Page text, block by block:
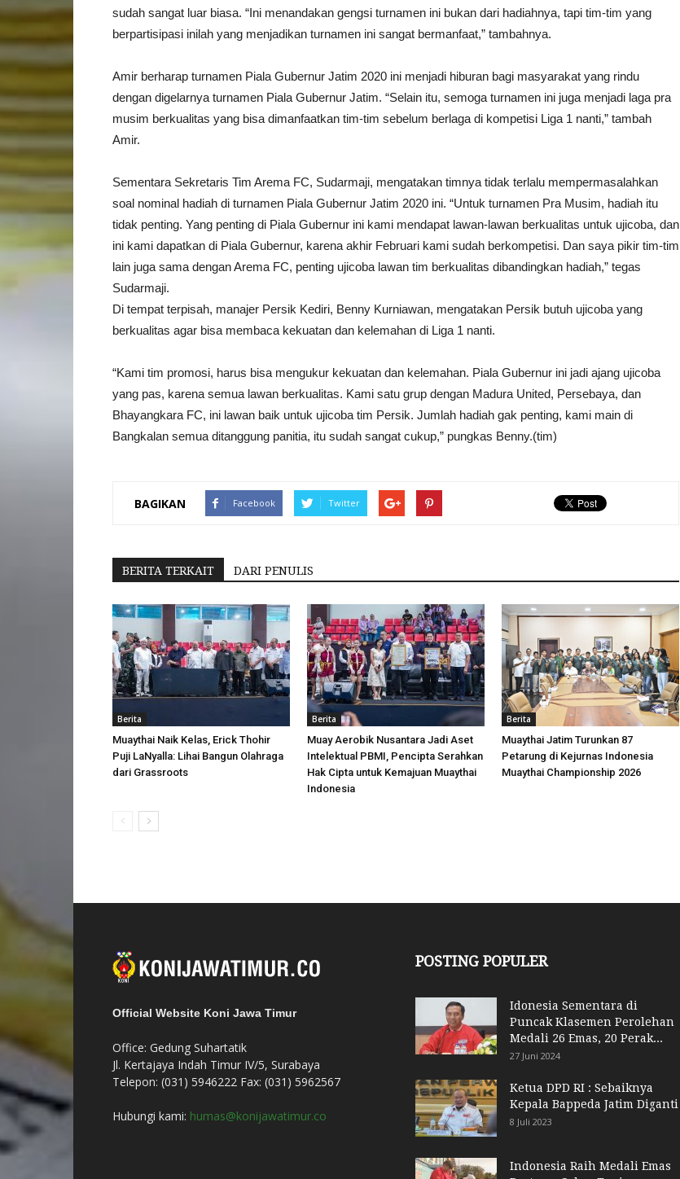
sudah sangat luar biasa. “Ini menandakan gengsi turnamen ini bukan dari hadiahnya, tapi tim-tim yang
berpartisipasi inilah yang menjadikan turnamen ini sangat bermanfaat,” tambahnya.
Amir berharap turnamen Piala Gubernur Jatim 2020 ini menjadi hiburan bagi masyarakat yang rindu
dengan digelarnya turnamen Piala Gubernur Jatim. “Selain itu, semoga turnamen ini juga menjadi laga pra
musim berkualitas yang bisa dimanfaatkan tim-tim sebelum berlaga di kompetisi Liga 1 nanti,” tambah
Amir.
Sementara Sekretaris Tim Arema FC, Sudarmaji, mengatakan timnya tidak terlalu mempermasalahkan
soal nominal hadiah di turnamen Piala Gubernur Jatim 2020 ini. “Untuk turnamen Pra Musim, hadiah itu
tidak penting. Yang penting di Piala Gubernur ini kami mendapat lawan-lawan berkualitas untuk ujicoba, dan
ini kami dapatkan di Piala Gubernur, karena akhir Februari kami sudah berkompetisi. Dan saya pikir tim-tim
lain juga sama dengan Arema FC, penting ujicoba lawan tim berkualitas dibandingkan hadiah,” tegas
Sudarmaji.
Di tempat terpisah, manajer Persik Kediri, Benny Kurniawan, mengatakan Persik butuh ujicoba yang
berkualitas agar bisa membaca kekuatan dan kelemahan di Liga 1 nanti.
“Kami tim promosi, harus bisa mengukur kekuatan dan kelemahan. Piala Gubernur ini jadi ajang ujicoba
yang pas, karena semua lawan berkualitas. Kami satu grup dengan Madura United, Persebaya, dan
Bhayangkara FC, ini lawan baik untuk ujicoba tim Persik. Jumlah hadiah gak penting, kami main di
Bangkalan semua ditanggung panitia, itu sudah sangat cukup,” pungkas Benny.(tim)
BAGIKAN Facebook Twitter
BERITA TERKAIT DARI PENULIS
Berita
Muaythai Naik Kelas, Erick Thohir
Puji LaNyalla: Lihai Bangun Olahraga
dari Grassroots
Berita
Muay Aerobik Nusantara Jadi Aset
Intelektual PBMI, Pencipta Serahkan
Hak Cipta untuk Kemajuan Muaythai
Indonesia
Berita
Muaythai Jatim Turunkan 87
Petarung di Kejurnas Indonesia
Muaythai Championship 2026
Official Website Koni Jawa Timur
Office: Gedung Suhartatik
Jl. Kertajaya Indah Timur IV/5, Surabaya
Telepon: (031) 5946222 Fax: (031) 5962567
Hubungi kami: humas@konijawatimur.co
POSTING POPULER
Idonesia Sementara di
Puncak Klasemen Perolehan
Medali 26 Emas, 20 Perak...
27 Juni 2024
Ketua DPD RI : Sebaiknya
Kepala Bappeda Jatim Diganti
8 Juli 2023
Indonesia Raih Medali Emas